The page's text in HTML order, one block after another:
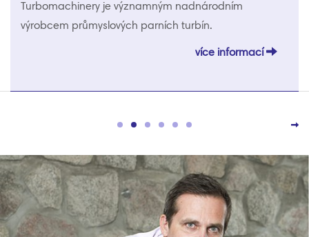
Turbomachinery je významným nadnárodním
výrobcem průmyslových parních turbín.
více informací